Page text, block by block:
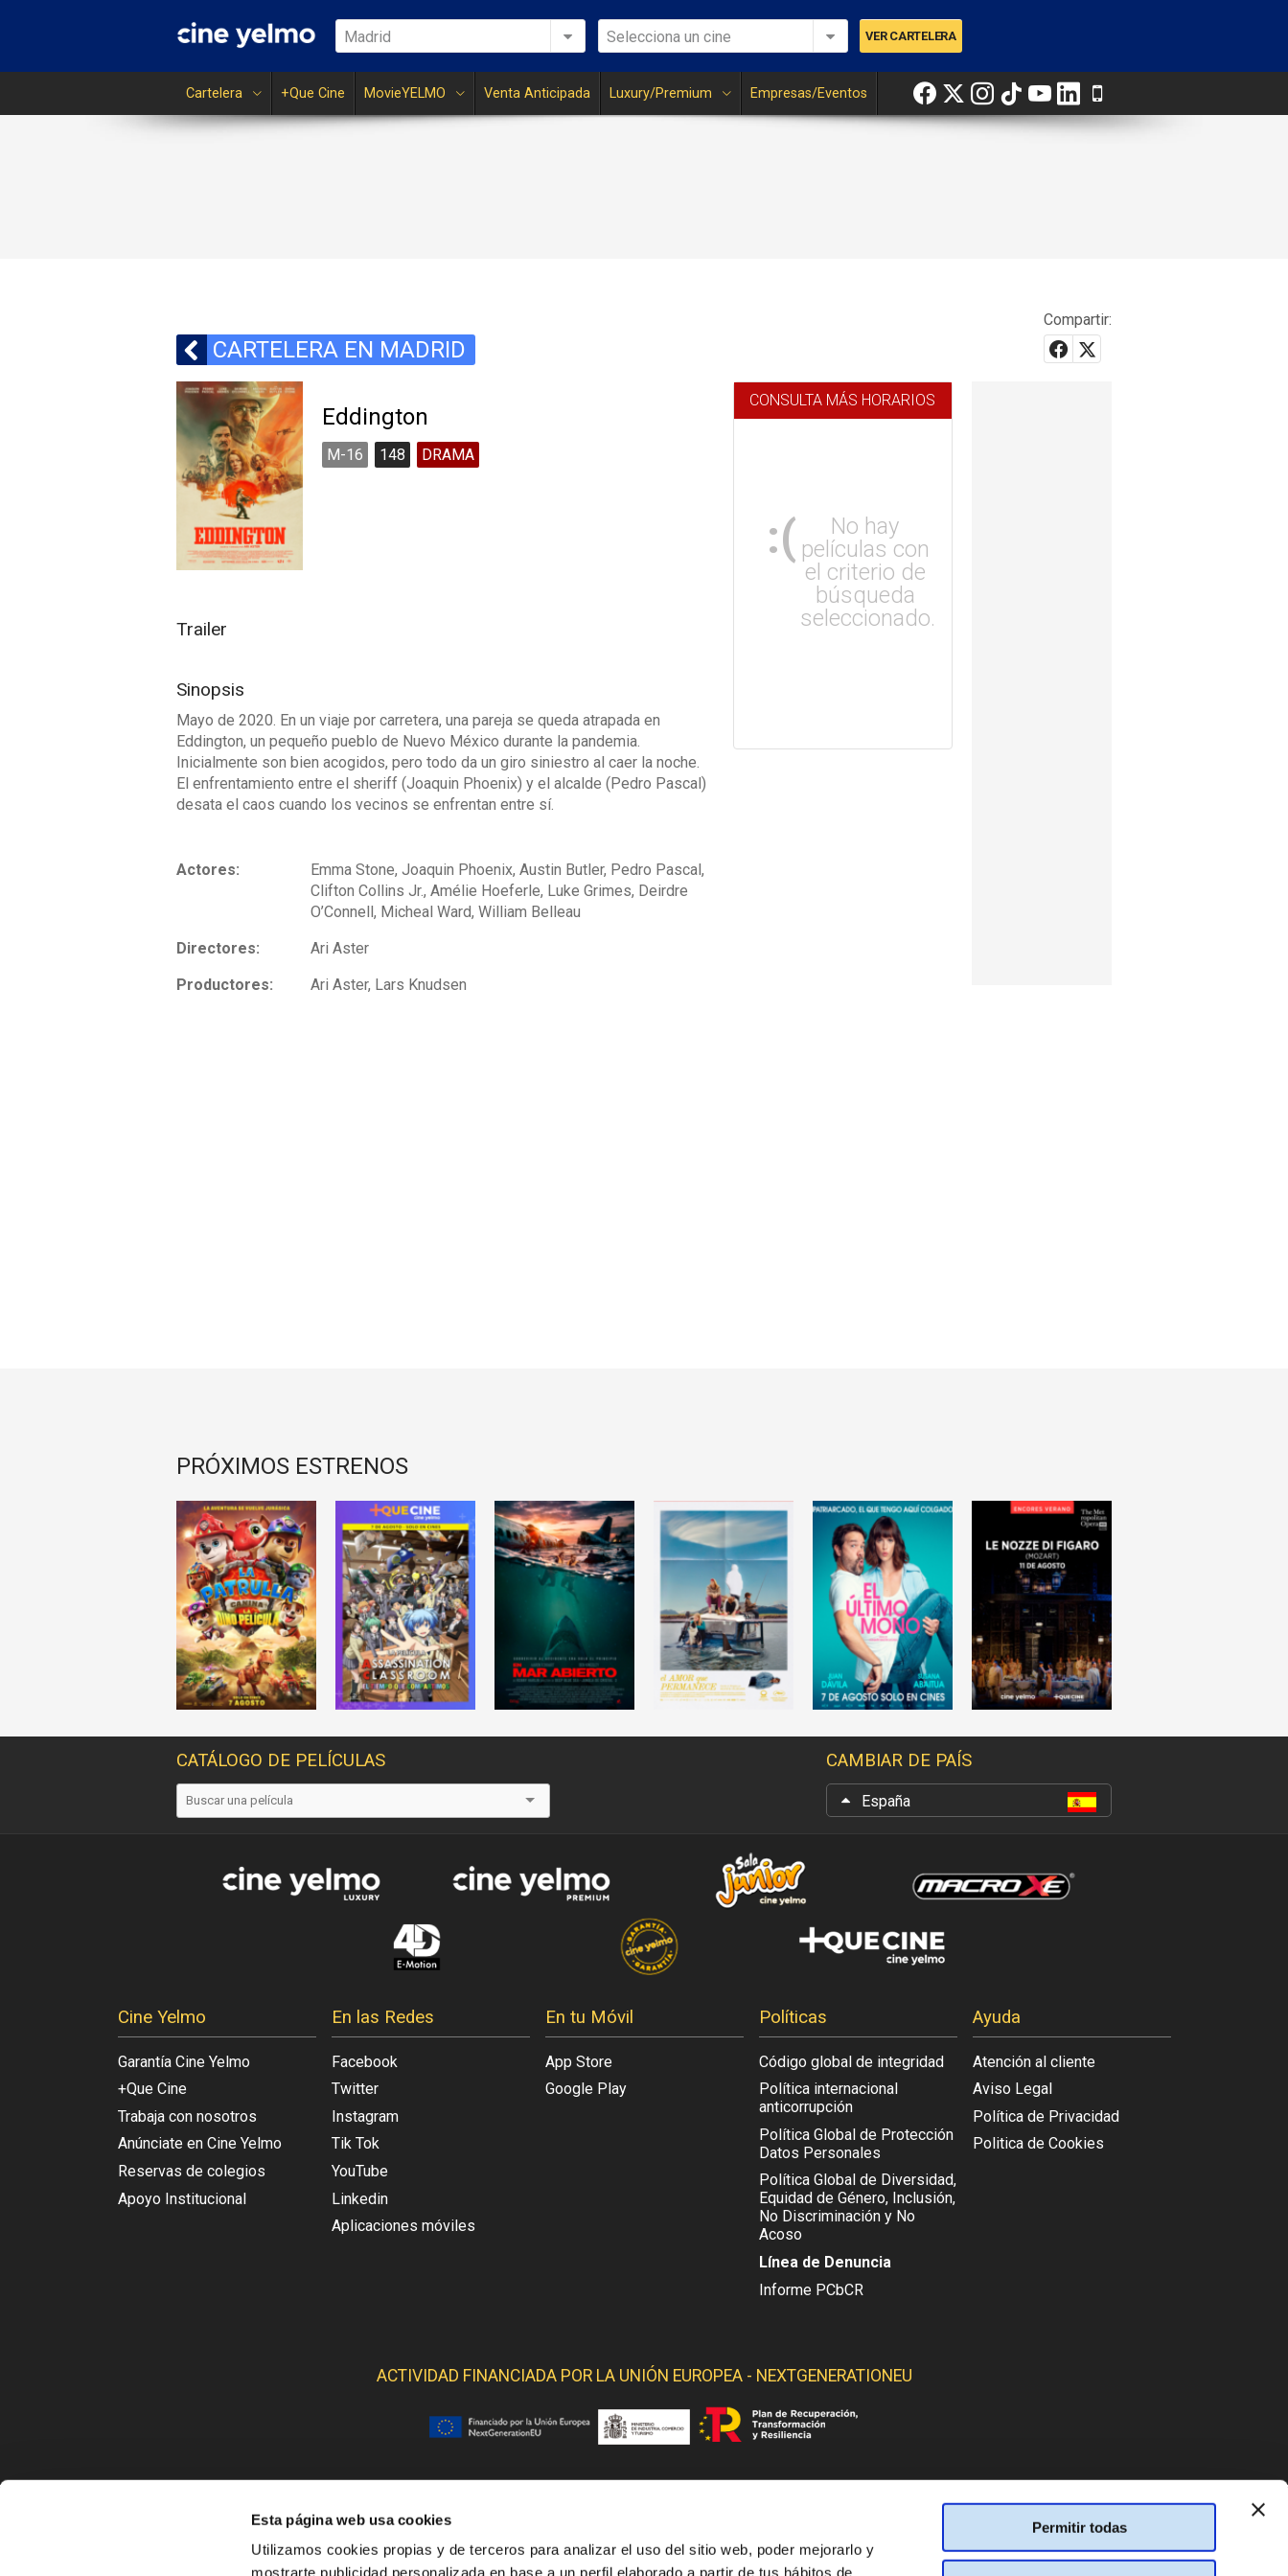
Esta página web usa cookies
Utilizamos cookies propias y de terceros para analizar el uso del sitio web, poder mejorarlo y
mostrarte publicidad personalizada en base a un perfil elaborado a partir de tus hábitos de
Permitir todas
Madrid Selecciona un cine
Cartelera +Que Cine MovieYELMO Venta Anticipada Luxury/Premium Empresas/Eventos
CARTELERA EN MADRID
Compartir:
Eddington
M-16 148 DRAMA
Trailer
Sinopsis
Mayo de 2020. En un viaje por carretera, una pareja se queda atrapada en
Eddington, un pequeño pueblo de Nuevo México durante la pandemia.
Inicialmente son bien acogidos, pero todo da un giro siniestro al caer la noche.
El enfrentamiento entre el sheriff (Joaquin Phoenix) y el alcalde (Pedro Pascal)
desata el caos cuando los vecinos se enfrentan entre sí.
Actores:
Emma Stone, Joaquin Phoenix, Austin Butler, Pedro Pascal,
Clifton Collins Jr., Amélie Hoeferle, Luke Grimes, Deirdre
O’Connell, Micheal Ward, William Belleau
Directores:
Ari Aster
Productores:
Ari Aster, Lars Knudsen
CONSULTA MÁS HORARIOS
:(
No hay
películas con
el criterio de
búsqueda
seleccionado.
PRÓXIMOS ESTRENOS
CATÁLOGO DE PELÍCULAS CAMBIAR DE PAÍS
España
Cine Yelmo
Garantía Cine Yelmo
+Que Cine
Trabaja con nosotros
Anúnciate en Cine Yelmo
Reservas de colegios
Apoyo Institucional
En las Redes
Facebook
Twitter
Instagram
Tik Tok
YouTube
Linkedin
Aplicaciones móviles
En tu Móvil
App Store
Google Play
Políticas
Código global de integridad
Política internacional
anticorrupción
Política Global de Protección
Datos Personales
Política Global de Diversidad,
Equidad de Género, Inclusión,
No Discriminación y No
Acoso
Línea de Denuncia
Informe PCbCR
Ayuda
Atención al cliente
Aviso Legal
Política de Privacidad
Politica de Cookies
ACTIVIDAD FINANCIADA POR LA UNIÓN EUROPEA - NEXTGENERATIONEU
CINE YELMO OBTIENE SOPORTE DE LOS SIGUIENTES ORGANISMOS: